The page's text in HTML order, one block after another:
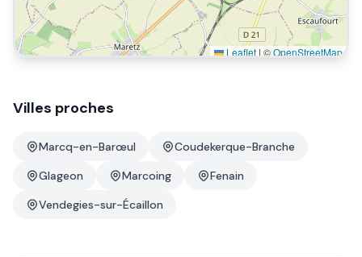
Leaflet | ©OpenStreetMap
Villes proches
Marcq-en-Barœul
Coudekerque-Branche
Glageon
Marcoing
Fenain
Vendegies-sur-Écaillon